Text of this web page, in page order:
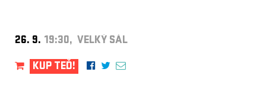
26. 9. 19:30, VELKÝ SÁL
KUP TEĎ!